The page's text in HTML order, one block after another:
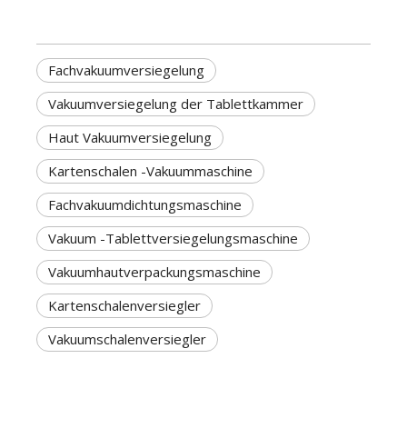
Fachvakuumversiegelung
Vakuumversiegelung der Tablettkammer
Haut Vakuumversiegelung
Kartenschalen -Vakuummaschine
Fachvakuumdichtungsmaschine
Vakuum -Tablettversiegelungsmaschine
Vakuumhautverpackungsmaschine
Kartenschalenversiegler
Vakuumschalenversiegler